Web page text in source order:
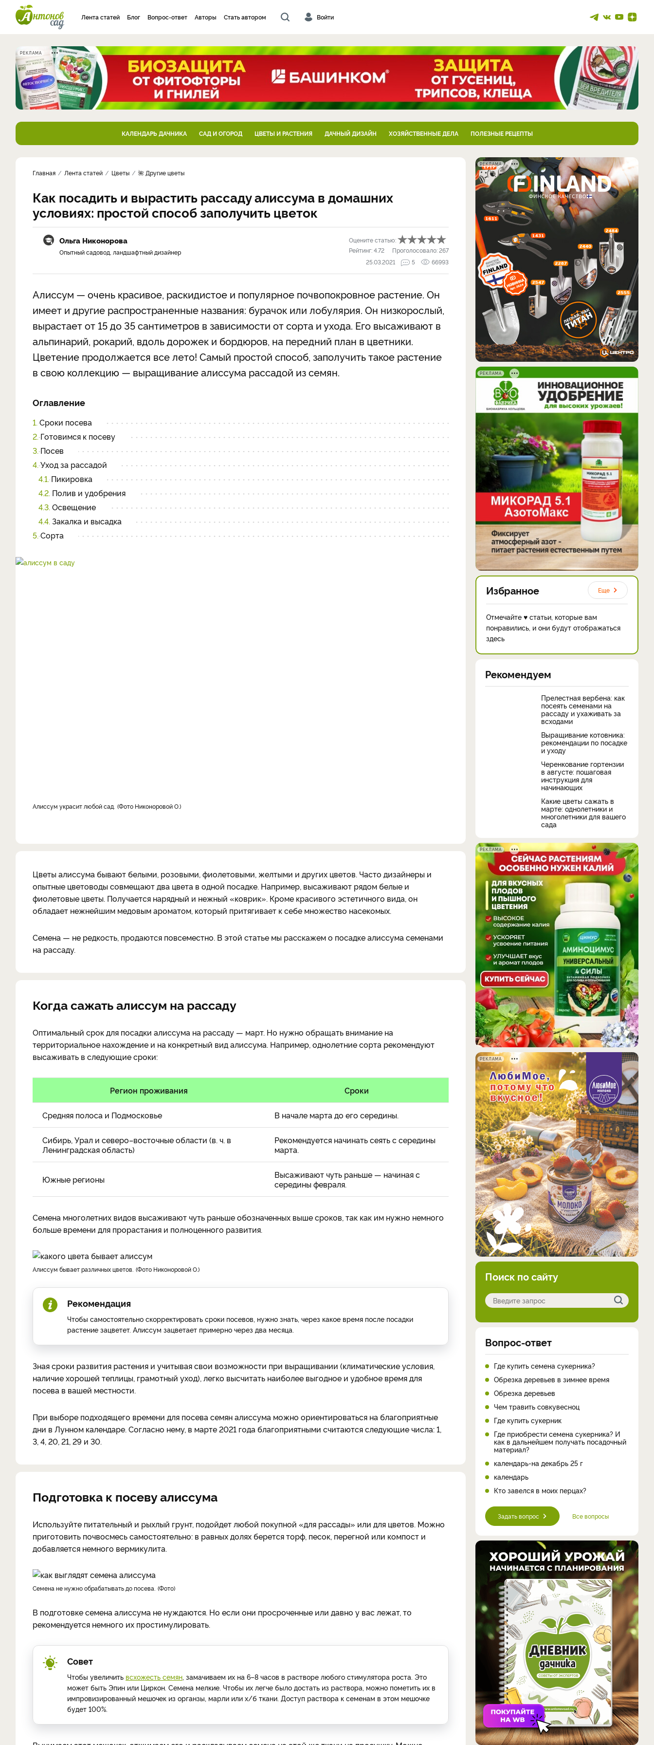
Лента статей Блог Вопрос-ответ Авторы Стать автором Войти
РЕКЛАМА
КАЛЕНДАРЬ ДАЧНИКА САД И ОГОРОД ЦВЕТЫ И РАСТЕНИЯ ДАЧНЫЙ ДИЗАЙН ХОЗЯЙСТВЕННЫЕ ДЕЛА ПОЛЕЗНЫЕ РЕЦЕПТЫ
Главная Лента статей Цветы 🌺 Другие цветы
Как посадить и вырастить рассаду алиссума в домашних
условиях: простой способ заполучить цветок
Ольга Никонорова
Опытный садовод, ландшафтный дизайнер
Оцените статью:
Рейтинг:4.72 Проголосовало:267
25.03.2021
5 66993
Алиссум — очень красивое, раскидистое и популярное почвопокровное растение. Он
имеет и другие распространенные названия: бурачок или лобулярия. Он низкорослый,
вырастает от 15 до 35 сантиметров в зависимости от сорта и ухода. Его высаживают в
альпинарий, рокарий, вдоль дорожек и бордюров, на передний план в цветники.
Цветение продолжается все лето! Самый простой способ, заполучить такое растение
в свою коллекцию — выращивание алиссума рассадой из семян.
Оглавление
1. Сроки посева
2. Готовимся к посеву
3. Посев
4. Уход за рассадой
4.1. Пикировка
4.2. Полив и удобрения
4.3. Освещение
4.4. Закалка и высадка
5. Сорта
Алиссум украсит любой сад. Фото Никоноровой О.
Цветы алиссума бывают белыми, розовыми, фиолетовыми, желтыми и других цветов. Часто дизайнеры и
опытные цветоводы совмещают два цвета в одной посадке. Например, высаживают рядом белые и
фиолетовые цветы. Получается нарядный и нежный «коврик». Кроме красивого эстетичного вида, он
обладает нежнейшим медовым ароматом, который притягивает к себе множество насекомых.
Семена — не редкость, продаются повсеместно. В этой статье мы расскажем о посадке алиссума семенами
на рассаду.
Когда сажать алиссум на рассаду
Оптимальный срок для посадки алиссума на рассаду — март. Но нужно обращать внимание на
территориальное нахождение и на конкретный вид алиссума. Например, однолетние сорта рекомендуют
высаживать в следующие сроки:
Регион проживания Сроки
Средняя полоса и Подмосковье В начале марта до его середины.
Сибирь, Урал и северо–восточные области (в. ч. в
Ленинградская область)
Рекомендуется начинать сеять с середины
марта.
Южные регионы
Высаживают чуть раньше — начиная с
середины февраля.
Семена многолетних видов высаживают чуть раньше обозначенных выше сроков, так как им нужно немного
больше времени для прорастания и полноценного развития.
Алиссум бывает различных цветов. Фото Никоноровой О.
Рекомендация
Чтобы самостоятельно скорректировать сроки посевов, нужно знать, через какое время после посадки
растение зацветет. Алиссум зацветает примерно через два месяца.
Зная сроки развития растения и учитывая свои возможности при выращивании (климатические условия,
наличие хорошей теплицы, грамотный уход), легко высчитать наиболее выгодное и удобное время для
посева в вашей местности.
При выборе подходящего времени для посева семян алиссума можно ориентироваться на благоприятные
дни в Лунном календаре. Согласно нему, в марте 2021 года благоприятными считаются следующие числа: 1,
3, 4, 20, 21, 29 и 30.
Подготовка к посеву алиссума
Используйте питательный и рыхлый грунт, подойдет любой покупной «для рассады» или для цветов. Можно
приготовить почвосмесь самостоятельно: в равных долях берется торф, песок, перегной или компост и
добавляется немного вермикулита.
Семена не нужно обрабатывать до посева. Фото
В подготовке семена алиссума не нуждаются. Но если они просроченные или давно у вас лежат, то
рекомендуется немного их простимулировать.
Совет
Чтобы увеличить всхожесть семян, замачиваем их на 6–8 часов в растворе любого стимулятора роста. Это
может быть Эпин или Циркон. Семена мелкие. Чтобы их легче было достать из раствора, можно пометить их в
импровизированный мешочек из органзы, марли или х/б ткани. Доступ раствора к семенам в этом мешочке
будет 100%.
РЕКЛАМА
РЕКЛАМА
Избранное Еще
Отмечайте ♥ статьи, которые вам
понравились, и они будут отображаться
здесь
Рекомендуем
Прелестная вербена: как
посеять семенами на
рассаду и ухаживать за
всходами
Выращивание котовника:
рекомендации по посадке
и уходу
Черенкование гортензии
в августе: пошаговая
инструкция для
начинающих
Какие цветы сажать в
марте: однолетники и
многолетники для вашего
сада
РЕКЛАМА
РЕКЛАМА
Поиск по сайту
Вопрос-ответ
Где купить семена сукерника?
Обрезка деревьев в зимнее время
Обрезка деревьев
Чем травить совкувесноц
Где купить сукерник
Где приобрести семена сукерника? И
как в дальнейшем получать посадочный
материал?
календарь-на декабрь 25 г
календарь
Кто завелся в моих перцах?
Задать вопрос Все вопросы